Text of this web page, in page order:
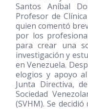
Santos Aníbal
Profesor de
quien comentó
por los
para crear una
investigación y
en Venezuela.
elogios y apoyo
Junta Directiva,
Sociedad
(SVHM). Se